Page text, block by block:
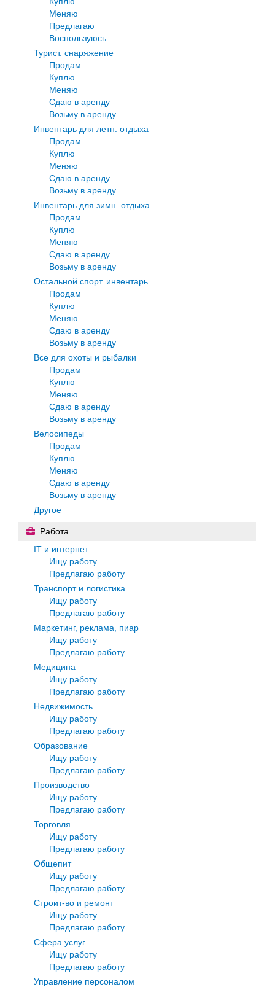
Меняю
Предлагаю
Воспользуюсь
Турист. снаряжение
Продам
Куплю
Меняю
Сдаю в аренду
Возьму в аренду
Инвентарь для летн. отдыха
Продам
Куплю
Меняю
Сдаю в аренду
Возьму в аренду
Инвентарь для зимн. отдыха
Продам
Куплю
Меняю
Сдаю в аренду
Возьму в аренду
Остальной спорт. инвентарь
Продам
Куплю
Меняю
Сдаю в аренду
Возьму в аренду
Все для охоты и рыбалки
Продам
Куплю
Меняю
Сдаю в аренду
Возьму в аренду
Велосипеды
Продам
Куплю
Меняю
Сдаю в аренду
Возьму в аренду
Другое
Работа
IT и интернет
Ищу работу
Предлагаю работу
Транспорт и логистика
Ищу работу
Предлагаю работу
Маркетинг, реклама, пиар
Ищу работу
Предлагаю работу
Медицина
Ищу работу
Предлагаю работу
Недвижимость
Ищу работу
Предлагаю работу
Образование
Ищу работу
Предлагаю работу
Производство
Ищу работу
Предлагаю работу
Торговля
Ищу работу
Предлагаю работу
Общепит
Ищу работу
Предлагаю работу
Строит-во и ремонт
Ищу работу
Предлагаю работу
Сфера услуг
Ищу работу
Предлагаю работу
Управление персоналом